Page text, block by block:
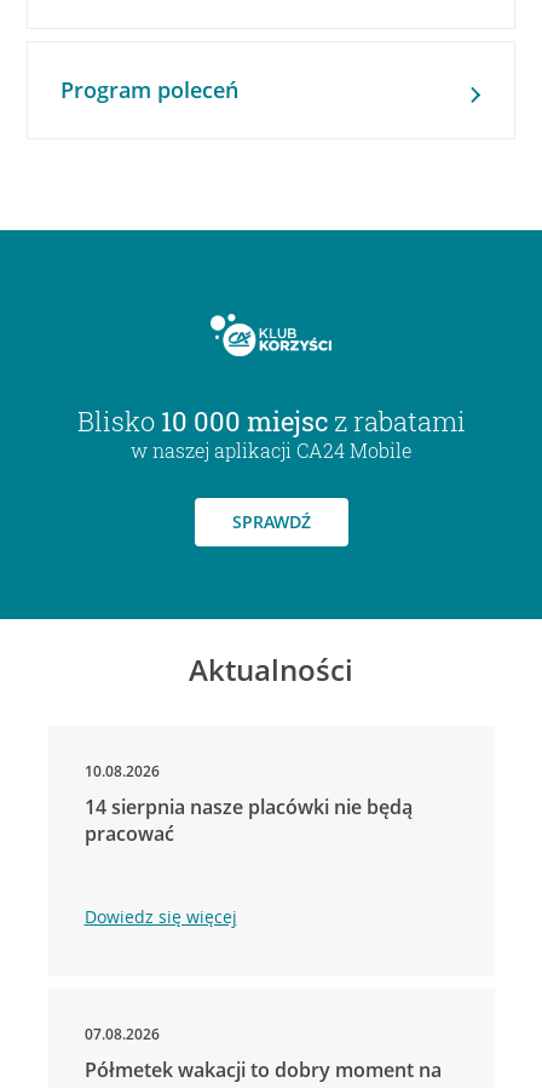
Program poleceń
Blisko 10 000 miejsc z rabatami
w naszej aplikacji CA24 Mobile
SPRAWDŹ
Aktualności
10.08.2026
14 sierpnia nasze placówki nie będą
pracować
Dowiedz się więcej
07.08.2026
Półmetek wakacji to dobry moment na